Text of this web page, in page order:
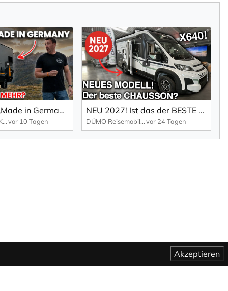
Wohnmobile „Made in Germany“: Nur noch ein leeres Versprechen?
REISEMOBILE-MKK.DEvor 10 Tagen
NEU 2027! Ist das der BESTE Chausson? Neues Modell X640 VAN/Reisemobil
DÜMO Reisemobile vor 24 Tagen
Akzeptieren